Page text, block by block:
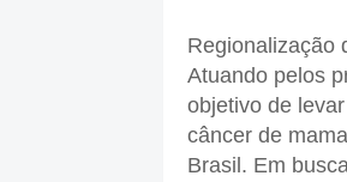
Regionalização
Atuando pelos
objetivo de
câncer de
Brasil. Em